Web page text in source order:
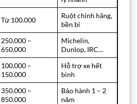
Từ 100.000
Ruột chính hãng,
bền bỉ
250.000 –
650.000
Michelin,
Dunlop, IRC…
100.000 –
150.000
Hỗ trợ xe hết
bình
350.000 –
850.000
Bảo hành 1 – 2
năm